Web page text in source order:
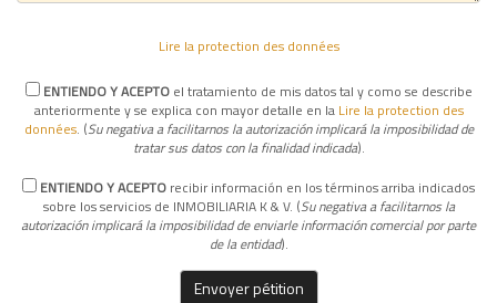
Lire la protection des données
ENTIENDO Y ACEPTOel tratamiento de mis datos tal y como se describe
anteriormente y se explica con mayor detalle en la Lire la protection des
données. (Su negativa a facilitarnos la autorización implicará la imposibilidad de
tratar sus datos con la finalidad indicada).
ENTIENDO Y ACEPTO recibir información en los términos arriba indicados
sobre los servicios de INMOBILIARIA K & V. (Su negativa a facilitarnos la
autorización implicará la imposibilidad de enviarle información comercial por parte
de la entidad).
Envoyer pétition